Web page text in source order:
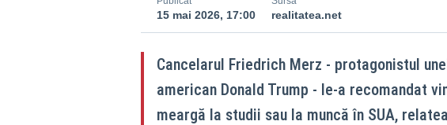
15 mai 2026, 17:00 realitatea.net
Cancelarul Friedrich Merz - protagonistul
american Donald Trump - le-a recomandat
meargă la studii sau la muncă în SUA,